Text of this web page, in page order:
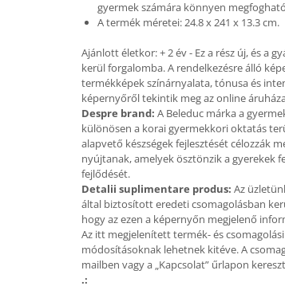
Különleges igények és Down-
Ábécés játékok
Számos játékok
Numberblocks készletek
Motoros készségfejlesztő játékok
Gyümölcs- és zöldségjátékok
Kirakós játékok
Klasszikus kirakós
Formakirakós
Padlók kirakós
gyermek számára könnyen
A termék méretei: 24.8 x 241 x 13.3 cm.
Ajánlott életkor: + 2 év - Ez a rész új, és a
kerül forgalomba. A rendelkezésre álló
termékképek színárnyalata, tónusa és
képernyőről tekintik meg az online
Despre brand: A Beleduc márka a
különösen a korai gyermekkori oktatás
alapvető készségek fejlesztését célozzák
nyújtanak, amelyek ösztönzik a gyerekek
fejlődését.
Detalii suplimentare produs: Az
által biztosított eredeti csomagolásban
hogy az ezen a képernyőn megjelenő
Az itt megjelenített termék- és
módosításoknak lehetnek kitéve. A
mailben vagy a „Kapcsolat” űrlapon
.: